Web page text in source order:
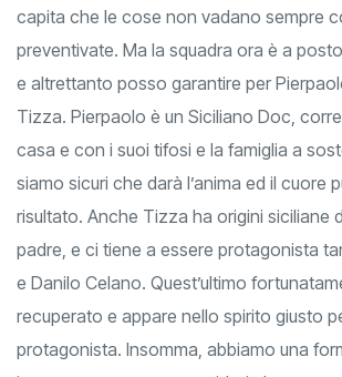
capita che le cose non vadano sempre
preventivate. Ma la squadra ora è a
e altrettanto posso garantire per
Tizza. Pierpaolo è un Siciliano Doc,
casa e con i suoi tifosi e la famiglia a
siamo sicuri che darà l’anima ed il cuore
risultato. Anche Tizza ha origini siciliane
padre, e ci tiene a essere protagonista
e Danilo Celano. Quest’ultimo
recuperato e appare nello spirito giusto
protagonista. Insomma, abbiamo una